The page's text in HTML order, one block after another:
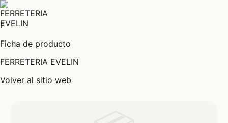
F
Ficha de producto
FERRETERIA EVELIN
Volver al sitio web